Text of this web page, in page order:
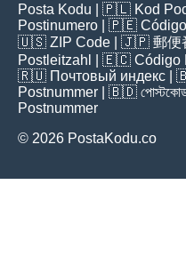
Posta Kodu | 🇵🇱 Kod
Postinumero | 🇵🇪
🇺🇸 ZIP Code | 🇯🇵 郵便
Postleitzahl
| 🇪🇨 Código
🇷🇺 Почтовый индекс |
Postnummer | 🇧🇩
Postnummer
© 2026 PostaKodu.co